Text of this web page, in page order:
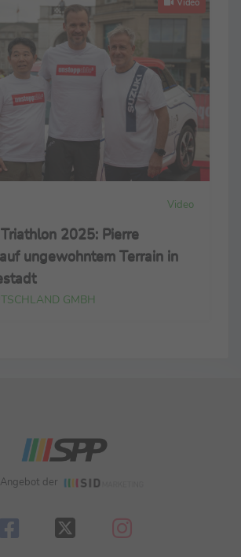
Video
Video
2025: Pierre
ungewohntem Terrain in
GMBH
der